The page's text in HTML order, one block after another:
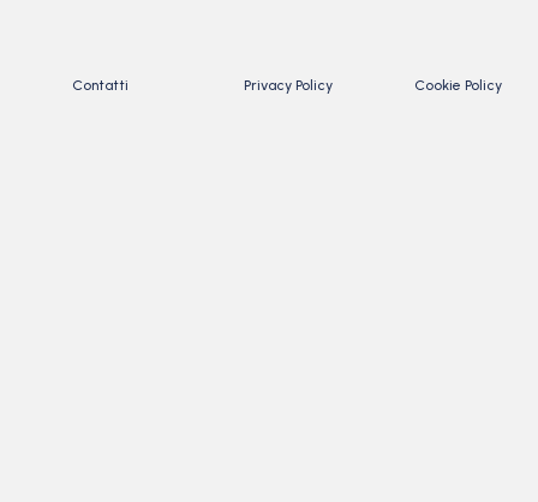
Contatti Privacy Policy Cookie Policy